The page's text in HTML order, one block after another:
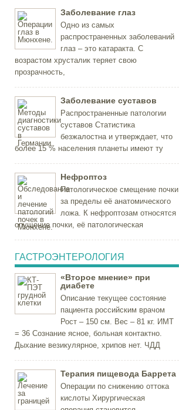
Заболевание глаз
Одно из самых
распространенных заболеваний
глаз – это катаракта. С
возрастом хрусталик теряет свою
прозрачность,
Заболевание суставов
Распространенные патологии
суставов Статистика
безжалостна и утверждает, что
более 15 % населения планеты имеют ту
Нефроптоз
Патологическое смещение почки
за пределы её анатомического
ложа. К нефроптозам относятся
опущение почки, её патологическая
ГАСТРОЭНТЕРОЛОГИЯ
«Второе мнение» при
диабете
Описание текущее состояние
пациента российским врачом
Рост – 150 см. Вес – 81 кг. ИМТ
= 36 Сознание ясное, больная контактно.
Дыхание везикулярное, хрипов нет. ЧДД
Терапия пищевода Баррета
Операции по снижению оттока
кислоты Хирургическая